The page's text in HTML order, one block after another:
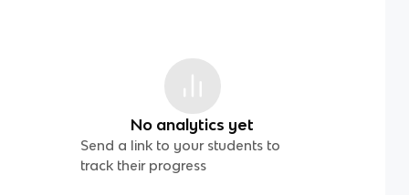
No analytics yet
Send a link to your students to
track their progress